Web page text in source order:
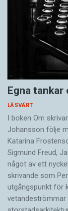
Egna tankar
LÄSVÄRT
I boken Om
Johansson följe
Katarina
Sigmund Freud,
något av ett
skrivande som
utgångspunkt för